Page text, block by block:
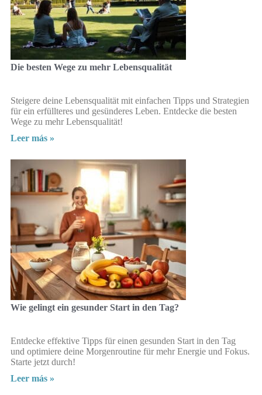
Die besten Wege zu mehr Lebensqualität
Steigere deine Lebensqualität mit einfachen Tipps und Strategien
für ein erfüllteres und gesünderes Leben. Entdecke die besten
Wege zu mehr Lebensqualität!
Leer más »
Wie gelingt ein gesunder Start in den Tag?
Entdecke effektive Tipps für einen gesunden Start in den Tag
und optimiere deine Morgenroutine für mehr Energie und Fokus.
Starte jetzt durch!
Leer más »